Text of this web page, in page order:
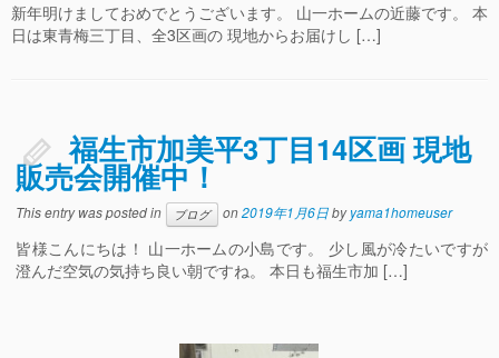
新年明けましておめでとうございます。 山一ホームの近藤です。 本
日は東青梅三丁目、全3区画の 現地からお届けし […]
福生市加美平3丁目14区画 現地
販売会開催中！
This entry was posted in ブログ on2019年1月6日byyama1homeuser
皆様こんにちは！ 山一ホームの小島です。 少し風が冷たいですが
澄んだ空気の気持ち良い朝ですね。 本日も福生市加 […]